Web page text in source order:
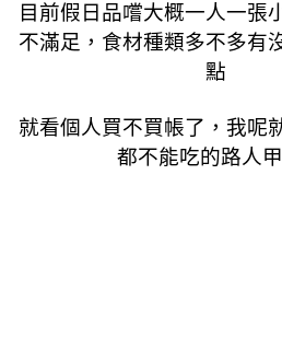
目前假日品嚐大概一人一張
不滿足，食材種類多不多有
點
就看個人買不買帳了，我呢
都不能吃的路人